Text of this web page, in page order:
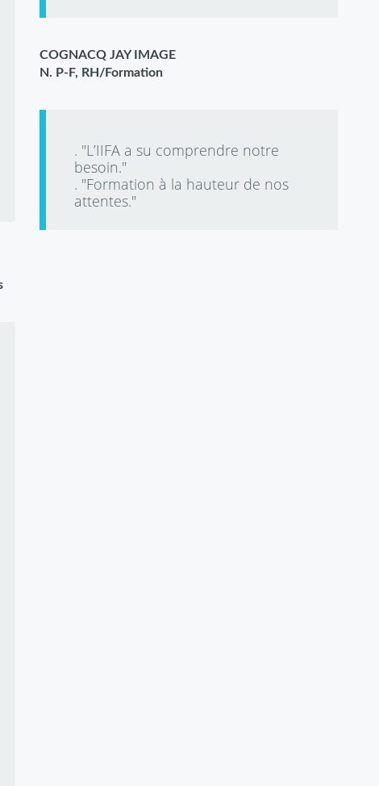
COGNACQ JAY IMAGE
N. P-F, RH/Formation
. "L’IIFA a su comprendre notre
besoin."
. "Formation à la hauteur de nos
attentes."